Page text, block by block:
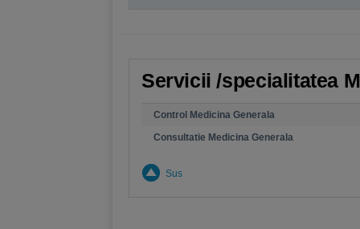
Servicii /specialitatea
Control Medicina Generala
Consultatie Medicina Generala
Sus